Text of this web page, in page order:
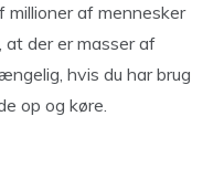
af mennesker
der er masser af
hvis du har brug
op og køre.